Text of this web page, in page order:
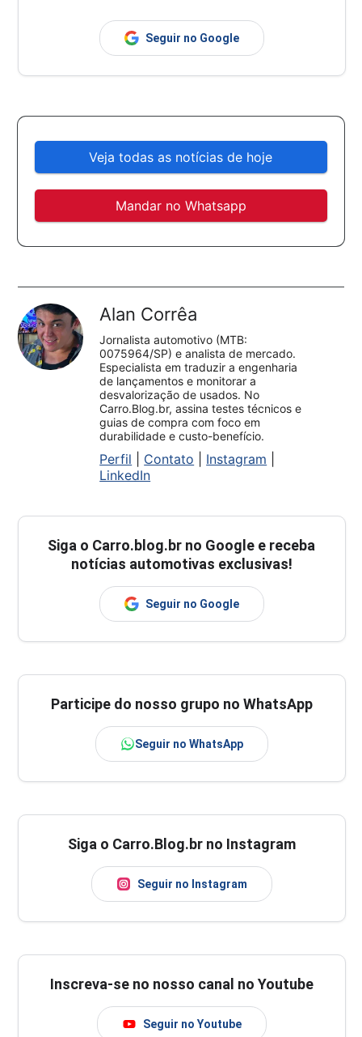
Seguir no Google
Veja todas as notícias de hoje
Mandar no Whatsapp
Alan Corrêa
Jornalista automotivo (MTB:
0075964/SP) e analista de mercado.
Especialista em traduzir a engenharia
de lançamentos e monitorar a
desvalorização de usados. No
Carro.Blog.br, assina testes técnicos e
guias de compra com foco em
durabilidade e custo-benefício.
Perfil Contato Instagram
LinkedIn
Siga o Carro.blog.br no Google e receba
notícias automotivas exclusivas!
Seguir no Google
Participe do nosso grupo no WhatsApp
Seguir no WhatsApp
Siga o Carro.Blog.br no Instagram
Seguir no Instagram
Inscreva-se no nosso canal no Youtube
Seguir no Youtube